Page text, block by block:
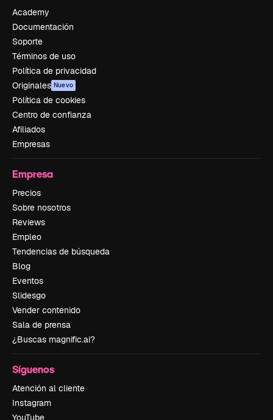
Academy
Documentación
Soporte
Términos de uso
Política de privacidad
Originales Nuevo
Política de cookies
Centro de confianza
Afiliados
Empresas
Empresa
Precios
Sobre nosotros
Reviews
Empleo
Tendencias de búsqueda
Blog
Eventos
Slidesgo
Vender contenido
Sala de prensa
¿Buscas magnific.ai?
Síguenos
Atención al cliente
Instagram
YouTube